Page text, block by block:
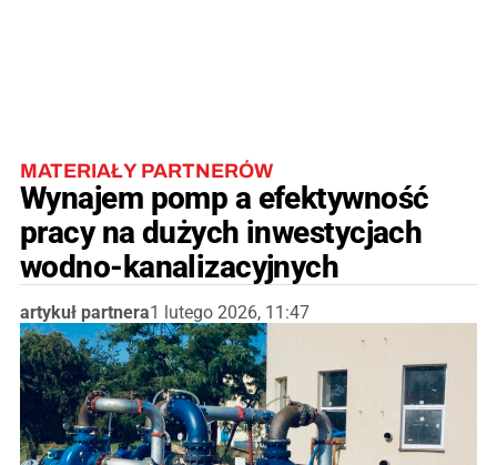
MATERIAŁY PARTNERÓW
Wynajem pomp a efektywność
pracy na dużych inwestycjach
wodno-kanalizacyjnych
artykuł partnera1 lutego 2026, 11:47